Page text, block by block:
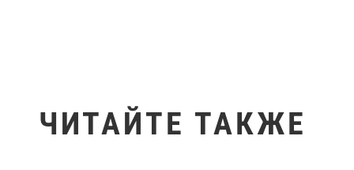
ЧИТАЙТЕ ТАКЖЕ